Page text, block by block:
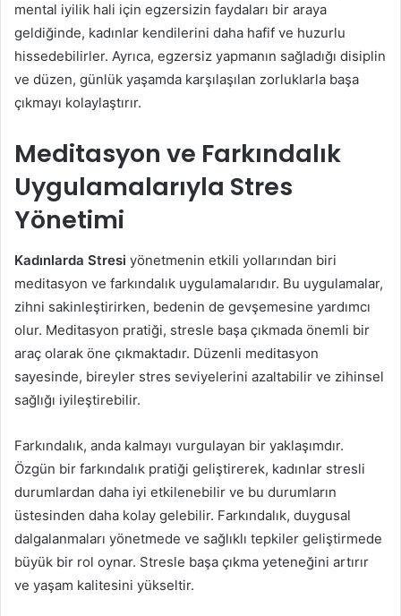
mental iyilik hali için egzersizin faydaları bir araya
geldiğinde, kadınlar kendilerini daha hafif ve huzurlu
hissedebilirler. Ayrıca, egzersiz yapmanın sağladığı disiplin
ve düzen, günlük yaşamda karşılaşılan zorluklarla başa
çıkmayı kolaylaştırır.
Meditasyon ve Farkındalık
Uygulamalarıyla Stres
Yönetimi
Kadınlarda Stresi yönetmenin etkili yollarından biri
meditasyon ve farkındalık uygulamalarıdır. Bu uygulamalar,
zihni sakinleştirirken, bedenin de gevşemesine yardımcı
olur. Meditasyon pratiği, stresle başa çıkmada önemli bir
araç olarak öne çıkmaktadır. Düzenli meditasyon
sayesinde, bireyler stres seviyelerini azaltabilir ve zihinsel
sağlığı iyileştirebilir.
Farkındalık, anda kalmayı vurgulayan bir yaklaşımdır.
Özgün bir farkındalık pratiği geliştirerek, kadınlar stresli
durumlardan daha iyi etkilenebilir ve bu durumların
üstesinden daha kolay gelebilir. Farkındalık, duygusal
dalgalanmaları yönetmede ve sağlıklı tepkiler geliştirmede
büyük bir rol oynar. Stresle başa çıkma yeteneğini artırır
ve yaşam kalitesini yükseltir.